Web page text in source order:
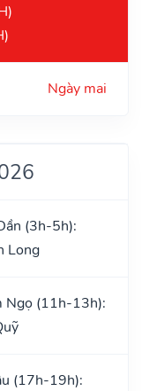
Ngày mai
(3h-5h):
Long
Ngọ (11h-13h):
(17h-19h):